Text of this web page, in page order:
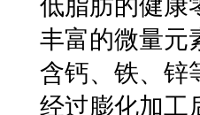
丰富的微量元
含钙、铁、锌
经过膨化加工